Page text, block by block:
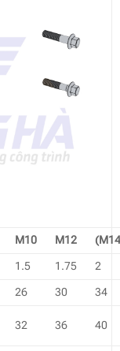
M10 M12
1.5 1.75 2
26 30
34
32 36 40